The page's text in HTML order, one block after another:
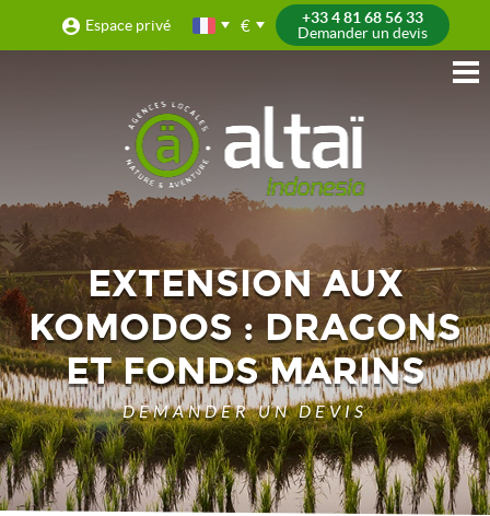
Espace privé €
+33 4 81 68 56 33
Demander un devis
EXTENSION AUX
KOMODOS : DRAGONS
ET FONDS MARINS
DEMANDER UN DEVIS